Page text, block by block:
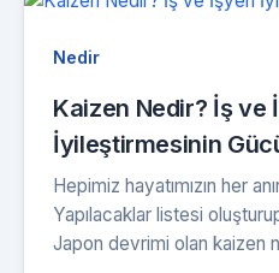
Nedir
Kaizen Nedir? İş ve
İyileştirmesinin
Hepimiz hayatımızın her
Yapılacaklar listesi
Japon devrimi olan kaizen